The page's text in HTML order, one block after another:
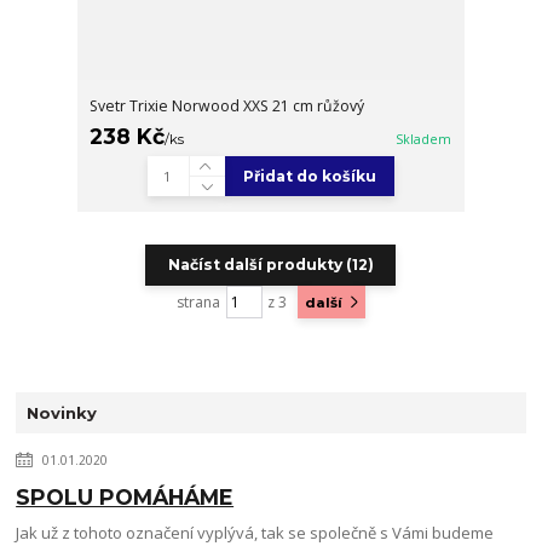
Svetr Trixie Norwood XXS 21 cm růžový
238 Kč/ks Skladem
Přidat do košíku
Načíst další produkty (12)
strana z 3 další
Novinky
01.01.2020
SPOLU POMÁHÁME
Jak už z tohoto označení vyplývá, tak se společně s Vámi budeme